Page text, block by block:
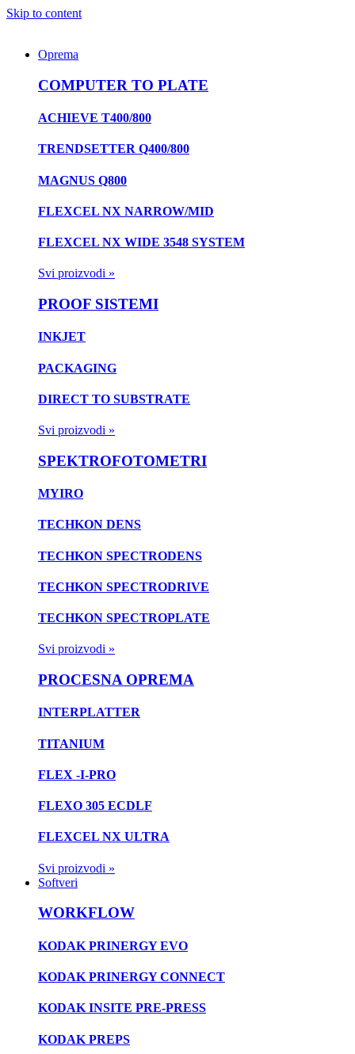
Skip to content
Oprema
COMPUTER TO PLATE
ACHIEVE T400/800
TRENDSETTER Q400/800
MAGNUS Q800
FLEXCEL NX NARROW/MID
FLEXCEL NX WIDE 3548 SYSTEM
Svi proizvodi »
PROOF SISTEMI
INKJET
PACKAGING
DIRECT TO SUBSTRATE
Svi proizvodi »
SPEKTROFOTOMETRI
MYIRO
TECHKON DENS
TECHKON SPECTRODENS
TECHKON SPECTRODRIVE
TECHKON SPECTROPLATE
Svi proizvodi »
PROCESNA OPREMA
INTERPLATTER
TITANIUM
FLEX -I-PRO
FLEXO 305 ECDLF
FLEXCEL NX ULTRA
Svi proizvodi »
Softveri
WORKFLOW
KODAK PRINERGY EVO
KODAK PRINERGY CONNECT
KODAK INSITE PRE-PRESS
KODAK PREPS